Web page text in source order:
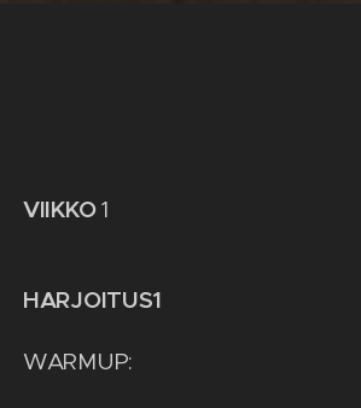
VIIKKO1
HARJOITUS1
WARMUP: